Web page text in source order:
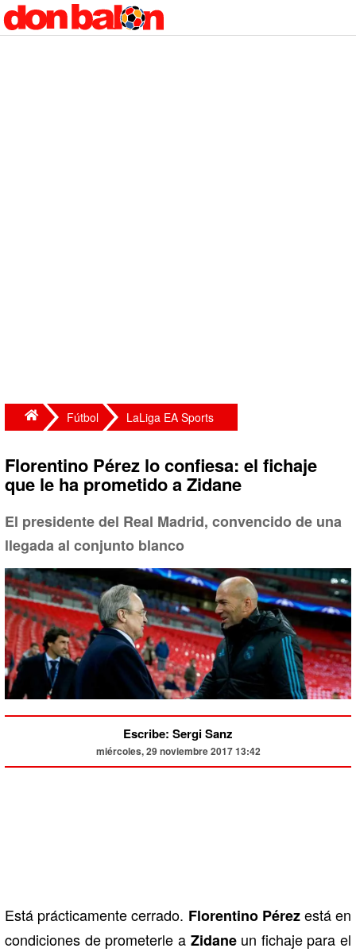
Fútbol LaLiga EA Sports
Florentino Pérez lo confiesa: el fichaje
que le ha prometido a Zidane
El presidente del Real Madrid, convencido de una
llegada al conjunto blanco
Escribe: Sergi Sanz
miércoles, 29 noviembre 2017 13:42
Está prácticamente cerrado. Florentino Pérezestá en
condiciones de prometerle a Zidaneun fichaje para el